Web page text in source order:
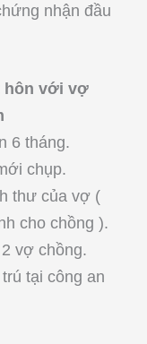
nhận đầu
với vợ
6 tháng.
chụp.
thư của vợ (
cho chồng ).
vợ chồng.
tại công an